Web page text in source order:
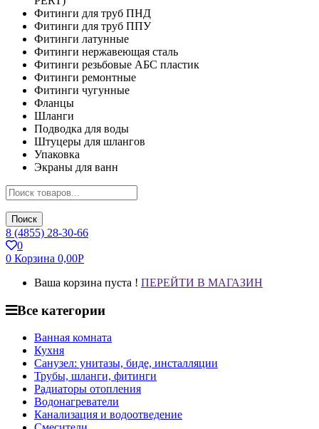
Фитинги для труб ПНД
Фитинги для труб ППУ
Фитинги латунные
Фитинги нержавеющая сталь
Фитинги резьбовые АБС пластик
Фитинги ремонтные
Фитинги чугунные
Фланцы
Шланги
Подводка для воды
Штуцеры для шлангов
Упаковка
Экраны для ванн
Поиск
8 (4855) 28-30-66
0
0 Корзина 0,00Р
Ваша корзина пуста ! ПЕРЕЙТИ В МАГАЗИН
Все категории
Ванная комната
Кухня
Санузел: унитазы, биде, инсталляции
Трубы, шланги, фитинги
Радиаторы отопления
Водонагреватели
Канализация и водоотведение